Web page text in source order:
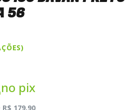
56
no pix
R$ 179,90